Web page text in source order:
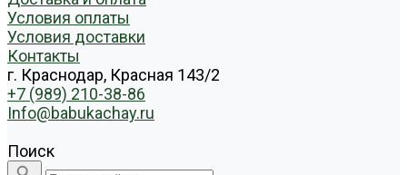
Условия оплаты
Условия доставки
Контакты
г. Краснодар, Красная 143/2
+7 (989) 210-38-86
Info@babukachay.ru
Поиск